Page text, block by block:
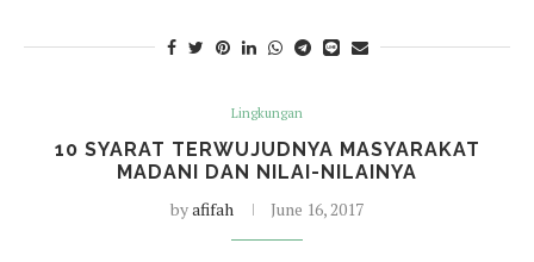
Lingkungan
10 SYARAT TERWUJUDNYA MASYARAKAT
MADANI DAN NILAI-NILAINYA
byafifah June 16, 2017